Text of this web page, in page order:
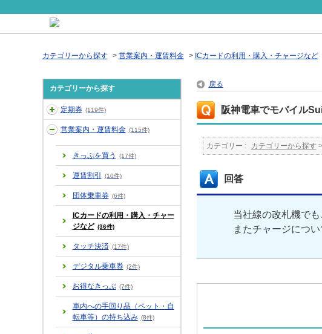
カテゴリーから探す > 営業案内・運賃料金 > ICカードの利用・購入・チャージなど
カテゴリーから探す
定期券 (119件)
営業案内・運賃料金 (115件)
きっぷを買う (17件)
運賃割引 (10件)
団体乗車券 (6件)
ICカードの利用・購入・チャー
ジなど (36件)
タッチ決済 (17件)
デジタル乗車券 (2件)
お得なきっぷ (7件)
車内への手回り品（ペット・自
転車等）の持ち込み (8件)
戻る
阪神電車でモバイル
カテゴリー : カテゴリーから探す >
回答
当社線の改札機でも
またチャージにつ